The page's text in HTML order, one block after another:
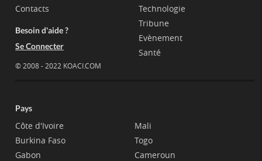
Contacts
Besoin d'aide ?
Se Connecter
© 2008 - 2022 KOACI.COM
Technologie
Tribune
Evènement
Santé
Pays
Côte d'Ivoire
Burkina Faso
Gabon
Mali
Togo
Cameroun